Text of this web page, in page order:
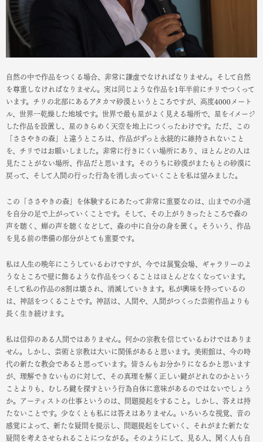
自然の中で作品をつくる場合、非常に謙虚でなければなりません。そして自然
を尊重しなければなりません。実は同じような作品を1年半前にチリでつくって
います。チリの北部にあるアタカマ砂漠というところですが、高度4000メート
ル、世界一乾燥した地域です。世界で最も星がよく見える場所で、星をイメージ
した作品を設置し、星のきらめく天空を地上につくったわけです。ただ、この
「ささやきの森」と違うところは、作品がずっと永続的に維持されないこと
を、チリではお願いしました。非常に行きにくい場所にあり、ほとんどの人は
見たことがない場所、作品だと思います。そのうちに砂漠がまたもとの砂漠に
戻って、そして人間の行った行為を消し去っていくことを私は望みました。
この「ささやきの森」を体験するにあたって非常に重要なのは、山までの小道
を自分の足で上がっていくことです。そして、その上がりきったところで森の
声を聴く、蝉の声を聴くなどして、森の中に自分の身を置く。そういう、作品
を見る前の準備の部分がとても重要です。
私は人生の晩年にこうしているわけですが、今では展覧会場、ギャラリーのよ
うなところで壁に飾るような作品をつくることはほとんどなくなっています。
そして私の作品の8割は壊され、消滅していきます。私が興味を持っているの
は、神話をつくることです。神話は、人間や、人間がつくった芸術作品よりも
長く生き続けます。
私は信仰のある人間ではありません。何かの宗教を信じているわけではありま
せん。しかし、芸術と宗教は大いに関係があると思います。美術館は、今の時
代の新たな教会であると思っています。皆さんもお分かりになるかと思います
が、理解できないものに対して、その真理を解く正しい鍵がどれなのかという
ことよりも、むしろ鍵を探すという行為自体に意味があるのではないでしょう
か。アーティストの仕事というのは、問題提起をすること。しかし、答えは持
たないことです。少なくとも私には答えはありません。いろいろな視覚、音の
感覚によって、新たな疑問を提示し、問題提起をしていく、それがまた新たな
疑問を考えさせられることにつながる。そのようにして、見る人、聞く人も自